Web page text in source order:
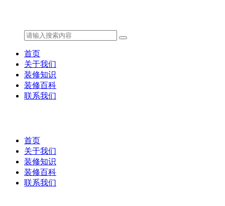
首页
关于我们
装修知识
装修百科
联系我们
首页
关于我们
装修知识
装修百科
联系我们